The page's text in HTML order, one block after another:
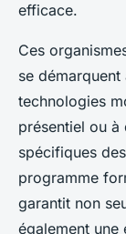
efficace.
Ces
se
technologies
présentiel ou
spécifiques
programme
garantit non
également une